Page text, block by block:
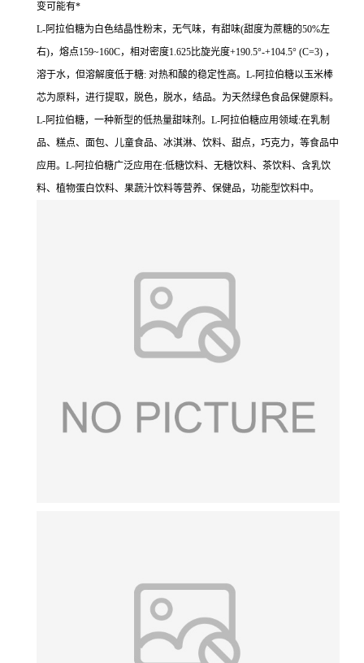
变可能有*
L-阿拉伯糖为白色结晶性粉末，无气味，有甜味(甜度为蔗糖的50%左
右)，熔点159~160C，相对密度1.625比旋光度+190.5°-+104.5° (C=3) ，
溶于水，但溶解度低于糖: 对热和酸的稳定性高。L-阿拉伯糖以玉米棒
芯为原料，进行提取，脱色，脱水，结品。为天然绿色食品保健原料。
L-阿拉伯糖，一种新型的低热量甜味剂。L-阿拉伯糖应用领域:在乳制
品、糕点、面包、儿童食品、冰淇淋、饮料、甜点，巧克力，等食品中
应用。L-阿拉伯糖广泛应用在:低糖饮料、无糖饮料、茶饮料、含乳饮
料、植物蛋白饮料、果蔬汁饮料等营养、保健品，功能型饮料中。